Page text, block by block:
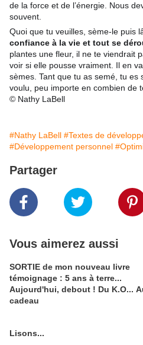
de la force et de l’énergie. Nous
souvent.
Quoi que tu veuilles, sème-le puis
confiance à la vie et tout se
plantes une fleur, il ne te viendrait
voir si elle pousse vraiment. Il en
sèmes. Tant que tu as semé, tu es
voulu, peu importe en combien de
© Nathy LaBell
#Nathy LaBell #Textes de
#Développement personnel
Partager
Vous aimerez aussi
SORTIE de mon nouveau livre
témoignage : 5 ans à terre...
Aujourd'hui, debout ! Du K.O...
cadeau
Lisons...